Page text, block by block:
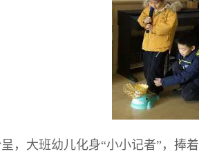
，大班幼儿化身“小小记者”，捧